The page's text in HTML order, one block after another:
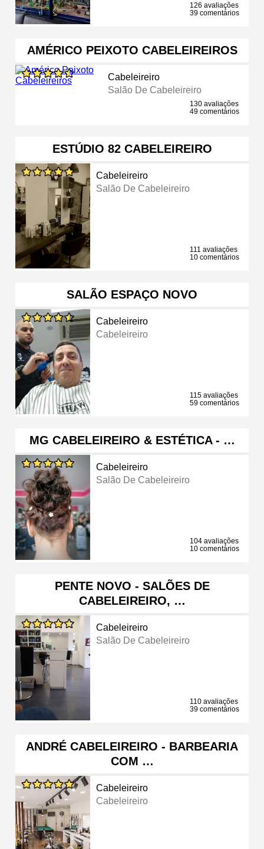
126 avaliações
39 comentários
AMÉRICO PEIXOTO CABELEIREIROS
Cabeleireiro
Salão De Cabeleireiro
130 avaliações
49 comentários
ESTÚDIO 82 CABELEIREIRO
Cabeleireiro
Salão De Cabeleireiro
111 avaliações
10 comentários
SALÃO ESPAÇO NOVO
Cabeleireiro
Cabeleireiro
115 avaliações
59 comentários
MG CABELEIREIRO & ESTÉTICA - …
Cabeleireiro
Salão De Cabeleireiro
104 avaliações
10 comentários
PENTE NOVO - SALÕES DE
CABELEIREIRO, …
Cabeleireiro
Salão De Cabeleireiro
110 avaliações
39 comentários
ANDRÉ CABELEIREIRO - BARBEARIA
COM …
Cabeleireiro
Cabeleireiro